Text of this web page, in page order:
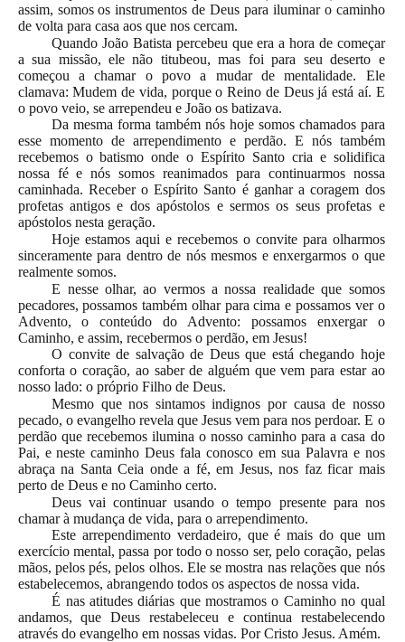
assim, somos os instrumentos de Deus para iluminar o caminho
de volta para casa aos que nos cercam.
Quando João Batista percebeu que era a hora de começar
a sua missão, ele não titubeou, mas foi para seu deserto e
começou a chamar o povo a mudar de mentalidade. Ele
clamava: Mudem de vida, porque o Reino de Deus já está aí. E
o povo veio, se arrependeu e João os batizava.
Da mesma forma também nós hoje somos chamados para
esse momento de arrependimento e perdão. E nós também
recebemos o batismo onde o Espírito Santo cria e solidifica
nossa fé e nós somos reanimados para continuarmos nossa
caminhada. Receber o Espírito Santo é ganhar a coragem dos
profetas antigos e dos apóstolos e sermos os seus profetas e
apóstolos nesta geração.
Hoje estamos aqui e recebemos o convite para olharmos
sinceramente para dentro de nós mesmos e enxergarmos o que
realmente somos.
E nesse olhar, ao vermos a nossa realidade que somos
pecadores, possamos também olhar para cima e possamos ver o
Advento, o conteúdo do Advento: possamos enxergar o
Caminho, e assim, recebermos o perdão, em Jesus!
O convite de salvação de Deus que está chegando hoje
conforta o coração, ao saber de alguém que vem para estar ao
nosso lado: o próprio Filho de Deus.
Mesmo que nos sintamos indignos por causa de nosso
pecado, o evangelho revela que Jesus vem para nos perdoar. E o
perdão que recebemos ilumina o nosso caminho para a casa do
Pai, e neste caminho Deus fala conosco em sua Palavra e nos
abraça na Santa Ceia onde a fé, em Jesus, nos faz ficar mais
perto de Deus e no Caminho certo.
Deus vai continuar usando o tempo presente para nos
chamar à mudança de vida, para o arrependimento.
Este arrependimento verdadeiro, que é mais do que um
exercício mental, passa por todo o nosso ser, pelo coração, pelas
mãos, pelos pés, pelos olhos. Ele se mostra nas relações que nós
estabelecemos, abrangendo todos os aspectos de nossa vida.
É nas atitudes diárias que mostramos o Caminho no qual
andamos, que Deus restabeleceu e continua restabelecendo
através do evangelho em nossas vidas. Por Cristo Jesus. Amém.